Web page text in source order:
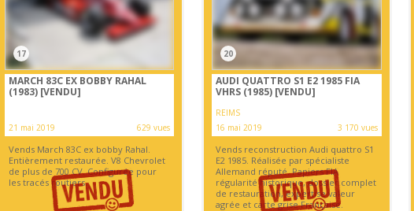
17
MARCH 83C EX BOBBY RAHAL
(1983) [VENDU]
21 mai 2019 629 vues
Vends March 83C ex bobby Rahal.
Entièrement restaurée. V8 Chevrolet
de plus de 700 CV. Configurée pour
les tracés routiers.
20
AUDI QUATTRO S1 E2 1985 FIA
VHRS (1985) [VENDU]
REIMS
16 mai 2019
3 170 vues
Vends reconstruction Audi quattro S1
E2 1985. Réalisée par spécialiste
Allemand réputé. Papiers FIA
régularité historique, dossier complet
de restauration, expertise valeur
agrée et carte grise Française.